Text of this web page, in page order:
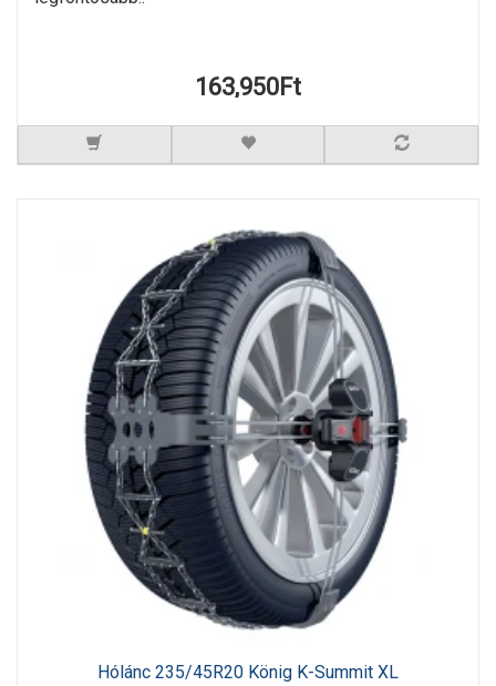
163,950Ft
Hólánc 235/45R20 König K-Summit XL